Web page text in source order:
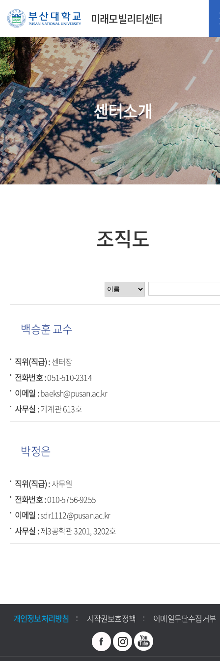
미래모빌리티센터
센터소개
조직도
백승훈 교수
직위(직급) 센터장
전화번호 051-510-2314
이메일 baeksh@pusan.ac.kr
사무실 기계관 613호
박정은
직위(직급) 사무원
전화번호 010-5756-9255
이메일 sdr1112@pusan.ac.kr
사무실 제3공학관 3201, 3202호
개인정보처리방침 저작권보호정책 이메일무단수집거부